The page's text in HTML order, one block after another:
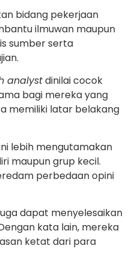
bidang pekerjaan
ilmuwan maupun
sumber serta
analystdinilai cocok
bagi mereka yang
memiliki latar belakang
lebih mengutamakan
maupun grup kecil.
perbedaan opini
dapat menyelesaikan
kata lain, mereka
ketat dari para